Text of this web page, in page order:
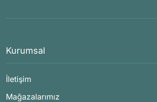
Kurumsal
İletişim
Mağazalarımız